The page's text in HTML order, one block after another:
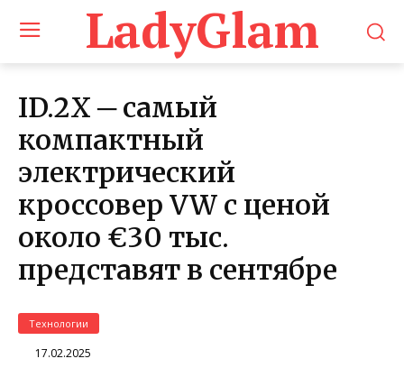
LadyGlam
ID.2X ─ самый
компактный
электрический
кроссовер VW с ценой
около €30 тыс.
представят в сентябре
Технологии
17.02.2025